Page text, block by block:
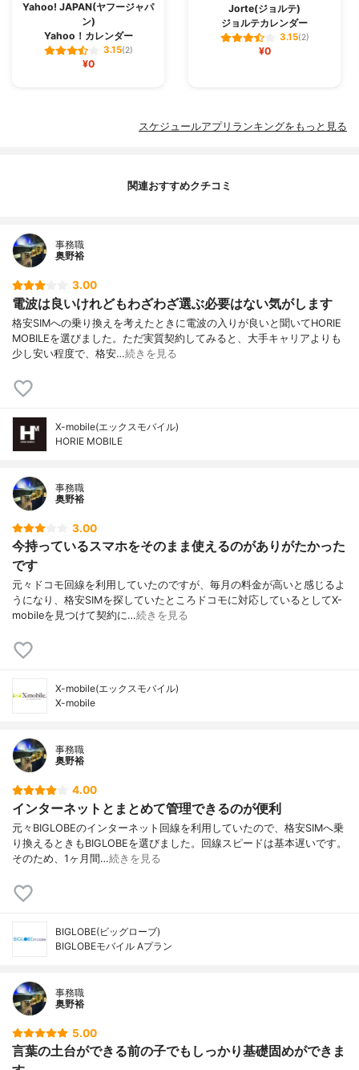
Yahoo! JAPAN(ヤフージャパ
ン)
Yahoo！カレンダー
3.15(2)
¥0
Jorte(ジョルテ)
ジョルテカレンダー
3.15(2)
¥0
スケジュールアプリランキングをもっと見る
関連おすすめクチコミ
事務職
奥野裕
3.00
電波は良いけれどもわざわざ選ぶ必要はない気がします
格安SIMへの乗り換えを考えたときに電波の入りが良いと聞いてHORIE
MOBILEを選びました。ただ実質契約してみると、大手キャリアよりも
少し安い程度で、格安…続きを見る
X-mobile(エックスモバイル)
HORIE MOBILE
事務職
奥野裕
3.00
今持っているスマホをそのまま使えるのがありがたかった
です
元々ドコモ回線を利用していたのですが、毎月の料金が高いと感じるよ
うになり、格安SIMを探していたところドコモに対応しているとしてX-
mobileを見つけて契約に…続きを見る
X-mobile(エックスモバイル)
X-mobile
事務職
奥野裕
4.00
インターネットとまとめて管理できるのが便利
元々BIGLOBEのインターネット回線を利用していたので、格安SIMへ乗
り換えるときもBIGLOBEを選びました。回線スピードは基本遅いです。
そのため、1ヶ月間…続きを見る
BIGLOBE(ビッグローブ)
BIGLOBEモバイル Aプラン
事務職
奥野裕
5.00
言葉の土台ができる前の子でもしっかり基礎固めができま